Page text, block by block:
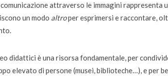
attraverso le immagini rappresenta
un modo altroper esprimersi e raccontare,
didattici è una risorsa fondamentale, per
elevato di persone (musei, biblioteche…), e per